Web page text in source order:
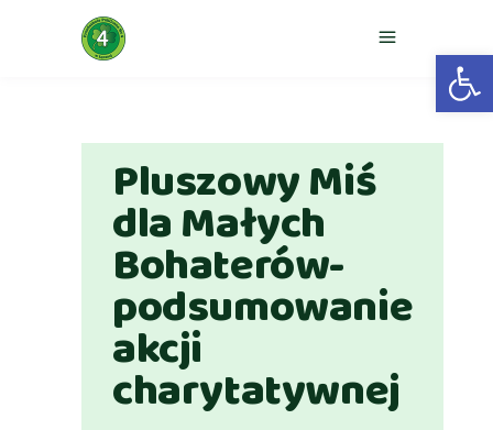
Pluszowy Miś
dla Małych
Bohaterów-
podsumowanie
akcji
charytatywnej